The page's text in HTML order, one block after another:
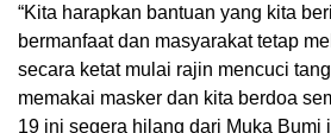
“Kita harapkan bantuan yang kita
bermanfaat dan masyarakat tetap
secara ketat mulai rajin mencuci
memakai masker dan kita berdoa
19 ini segera hilang dari Muka Bumi